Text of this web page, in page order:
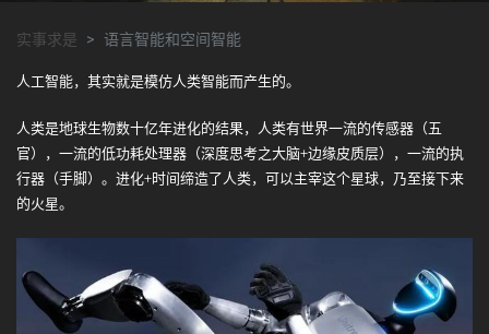
实事求是 语言智能和空间智能
人工智能，其实就是模仿人类智能而产生的。
人类是地球生物数十亿年进化的结果，人类有世界一流的传感器（五
官），一流的低功耗处理器（深度思考之大脑+边缘皮质层），一流的执
行器（手脚）。进化+时间缔造了人类，可以主宰这个星球，乃至接下来
的火星。